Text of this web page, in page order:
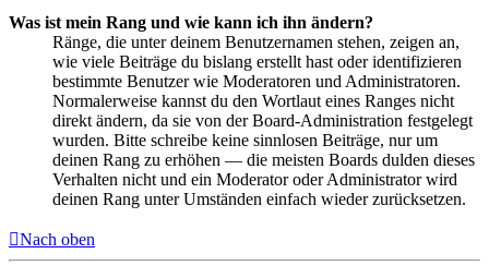
Was ist mein Rang und wie kann ich ihn ändern?
Ränge, die unter deinem Benutzernamen stehen, zeigen an,
wie viele Beiträge du bislang erstellt hast oder identifizieren
bestimmte Benutzer wie Moderatoren und Administratoren.
Normalerweise kannst du den Wortlaut eines Ranges nicht
direkt ändern, da sie von der Board-Administration festgelegt
wurden. Bitte schreibe keine sinnlosen Beiträge, nur um
deinen Rang zu erhöhen — die meisten Boards dulden dieses
Verhalten nicht und ein Moderator oder Administrator wird
deinen Rang unter Umständen einfach wieder zurücksetzen.
Nach oben